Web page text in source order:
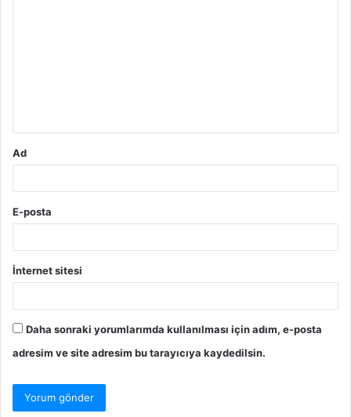
Ad
E-posta
İnternet sitesi
Daha sonraki yorumlarımda kullanılması için adım, e-posta
adresim ve site adresim bu tarayıcıya kaydedilsin.